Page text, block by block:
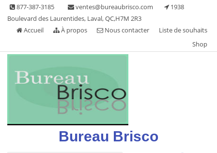
Skip 877-387-3185 ventes@bureaubrisco.com
1938
Boulevard des Laurentides, Laval, QC,H7M 2R3
Accueil
À propos Nous contacter
Liste de souhaits
Shop
Bureau Brisco